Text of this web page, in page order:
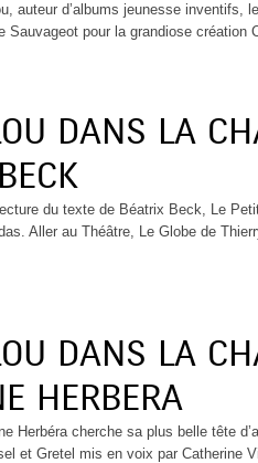
auteur d’albums jeunesse inventifs,
Sauvageot pour la grandiose création
DANS LA
lecture du texte de Béatrix Beck, Le
Aller au Théâtre, Le Globe de
DANS LA
HERBERA
Herbéra cherche sa plus belle tête
et Gretel mis en voix par Catherine